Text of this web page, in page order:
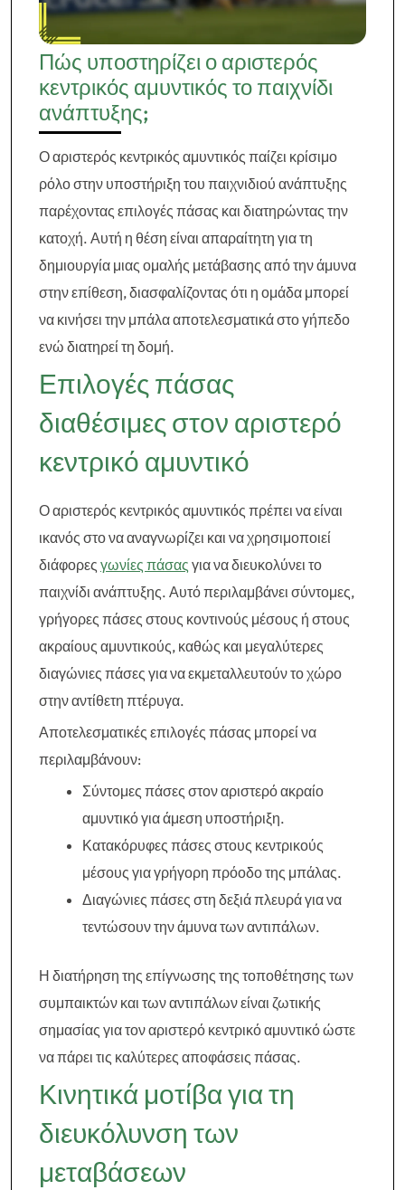
Πώς υποστηρίζει ο αριστερός
κεντρικός αμυντικός το παιχνίδι
ανάπτυξης;
Ο αριστερός κεντρικός αμυντικός παίζει κρίσιμο
ρόλο στην υποστήριξη του παιχνιδιού ανάπτυξης
παρέχοντας επιλογές πάσας και διατηρώντας την
κατοχή. Αυτή η θέση είναι απαραίτητη για τη
δημιουργία μιας ομαλής μετάβασης από την άμυνα
στην επίθεση, διασφαλίζοντας ότι η ομάδα μπορεί
να κινήσει την μπάλα αποτελεσματικά στο γήπεδο
ενώ διατηρεί τη δομή.
Επιλογές πάσας
διαθέσιμες στον αριστερό
κεντρικό αμυντικό
Ο αριστερός κεντρικός αμυντικός πρέπει να είναι
ικανός στο να αναγνωρίζει και να χρησιμοποιεί
διάφορες γωνίες πάσας για να διευκολύνει το
παιχνίδι ανάπτυξης. Αυτό περιλαμβάνει σύντομες,
γρήγορες πάσες στους κοντινούς μέσους ή στους
ακραίους αμυντικούς, καθώς και μεγαλύτερες
διαγώνιες πάσες για να εκμεταλλευτούν το χώρο
στην αντίθετη πτέρυγα.
Αποτελεσματικές επιλογές πάσας μπορεί να
περιλαμβάνουν:
Σύντομες πάσες στον αριστερό ακραίο
αμυντικό για άμεση υποστήριξη.
Κατακόρυφες πάσες στους κεντρικούς
μέσους για γρήγορη πρόοδο της μπάλας.
Διαγώνιες πάσες στη δεξιά πλευρά για να
τεντώσουν την άμυνα των αντιπάλων.
Η διατήρηση της επίγνωσης της τοποθέτησης των
συμπαικτών και των αντιπάλων είναι ζωτικής
σημασίας για τον αριστερό κεντρικό αμυντικό ώστε
να πάρει τις καλύτερες αποφάσεις πάσας.
Κινητικά μοτίβα για τη
διευκόλυνση των
μεταβάσεων